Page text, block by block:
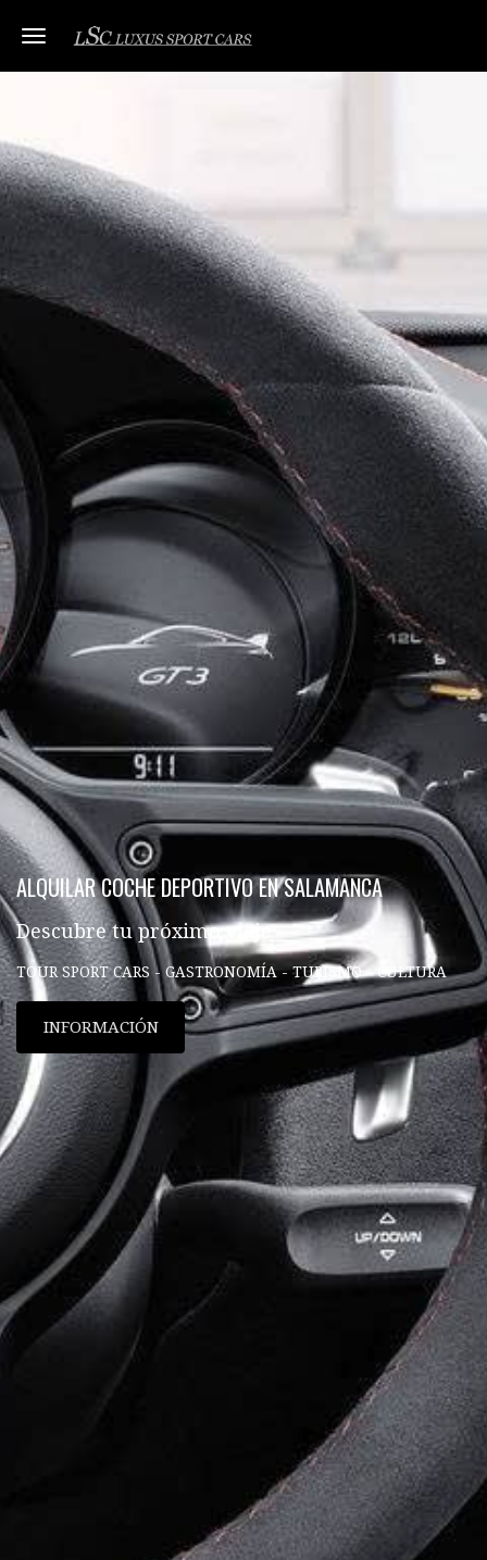
Toggle navigation
ALQUILAR COCHE DEPORTIVO EN SALAMANCA
Descubre tu próximo viaje
TOUR SPORT CARS - GASTRONOMÍA - TURISMO - CULTURA
INFORMACIÓN